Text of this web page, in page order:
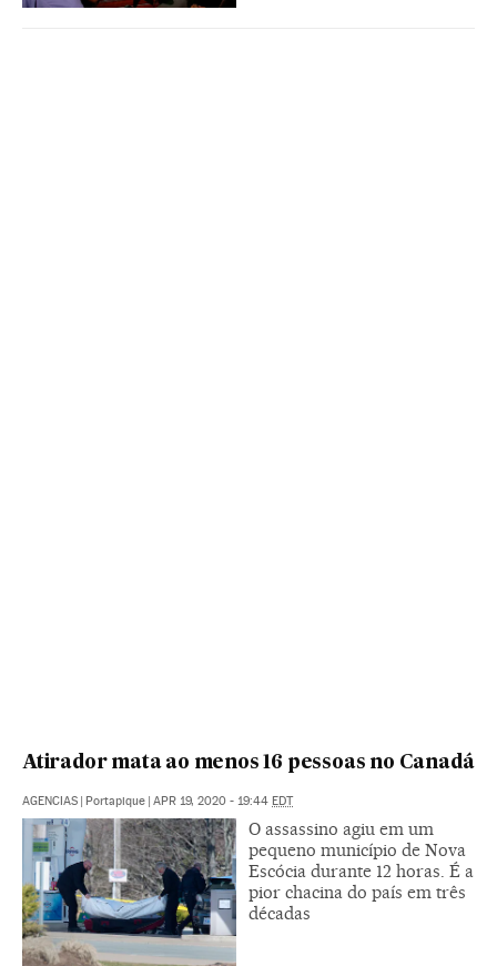
Atirador mata ao menos 16 pessoas no Canadá
AGENCIAS | Portapique | APR 19, 2020 - 19:44 EDT
O assassino agiu em um
pequeno município de Nova
Escócia durante 12 horas. É a
pior chacina do país em três
décadas